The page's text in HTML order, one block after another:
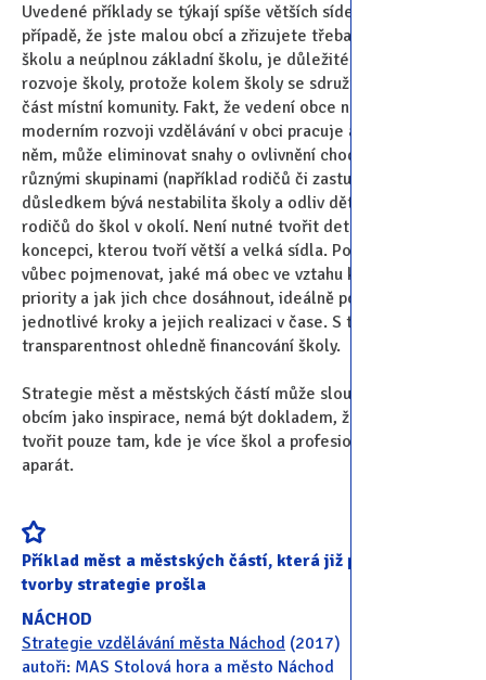
Uvedené příklady se týkají spíše větších sídel. Ovšem i v
případě, že jste malou obcí a zřizujete třeba jen mateřskou
školu a neúplnou základní školu, je důležité mít strategii
rozvoje školy, protože kolem školy se sdružuje podstatná
část místní komunity. Fakt, že vedení obce na kvalitním a
moderním rozvoji vzdělávání v obci pracuje a diskutuje o
něm, může eliminovat snahy o ovlivnění chodu školy
různými skupinami (například rodičů či zastupitelů), jejichž
důsledkem bývá nestabilita školy a odliv dětí motivovaných
rodičů do škol v okolí. Není nutné tvořit detailní a robustní
koncepci, kterou tvoří větší a velká sídla. Podstatné je
vůbec pojmenovat, jaké má obec ve vztahu ke škole
priority a jak jich chce dosáhnout, ideálně popsat
jednotlivé kroky a jejich realizaci v čase. S tím souvisí také
transparentnost ohledně financování školy.
Strategie měst a městských částí může sloužit menším
obcím jako inspirace, nemá být dokladem, že ji má smysl
tvořit pouze tam, kde je více škol a profesionální úřednický
aparát.
Příklad měst a městských částí, která již procesem
tvorby strategie prošla
NÁCHOD
Strategie vzdělávání města Náchod (2017)
autoři: MAS Stolová hora a město Náchod